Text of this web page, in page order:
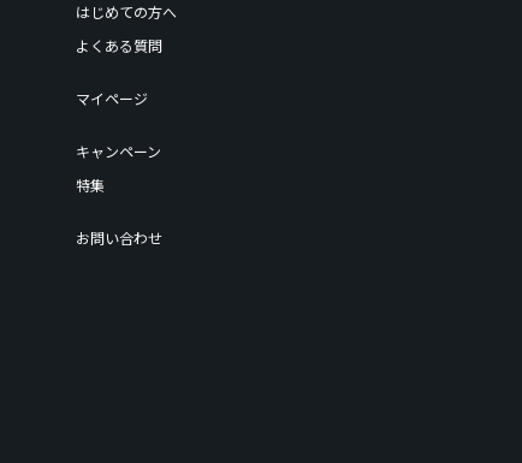
はじめての方へ
よくある質問
マイページ
キャンペーン
特集
お問い合わせ